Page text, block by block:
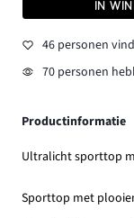
IN
46 personen
70 personen
Productinformatie
Ultralicht sporttop
Sporttop met